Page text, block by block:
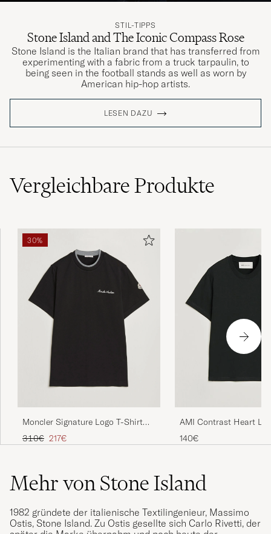
STIL-TIPPS
Stone Island and The Iconic Compass Rose
Stone Island is the Italian brand that has transferred from
experimenting with a fabric from a truck tarpaulin, to
being seen in the football stands as well as worn by
American hip-hop artists.
LESEN DAZU
VergleichbareProdukte
30%
Moncler Signature Logo T-Shirt
Black
Regulärer Preis
310€ Reduzierter Preis
217€
AMI Contrast Heart
Black
140€
Mehr von Stone Island
1982 gründete der italienische Textilingenieur, Massimo
Ostis, Stone Island. Zu Ostis gesellte sich Carlo Rivetti, der